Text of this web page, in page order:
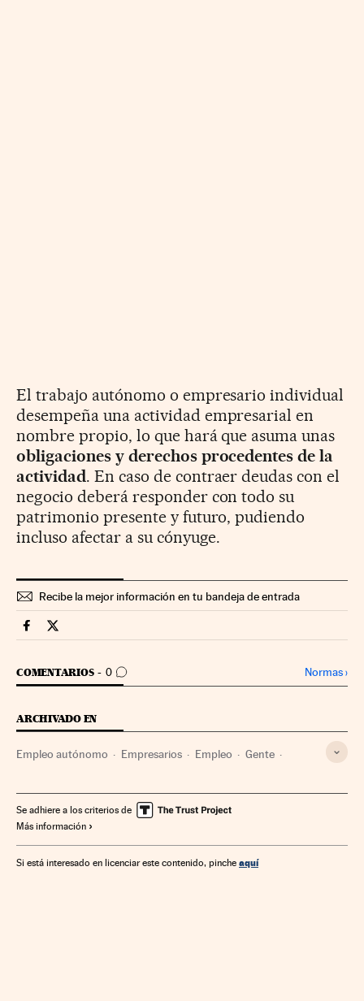
El trabajo autónomo o empresario individual
desempeña una actividad empresarial en
nombre propio, lo que hará que asuma unas
obligaciones y derechos procedentes de la
actividad. En caso de contraer deudas con el
negocio deberá responder con todo su
patrimonio presente y futuro, pudiendo
incluso afectar a su cónyuge.
Recibe la mejor información en tu bandeja de entrada
Territorio Pyme Cinco Días en Facebook
Territorio Pyme Cinco Días en Twitter
COMENTARIOS 0
IR A LOS COMENTARIOS Normas›
ARCHIVADO EN
Empleo autónomo Empresarios Empleo Gente
Se adhiere a los criterios de
Más información
Si está interesado en licenciar este contenido, pinche aquí